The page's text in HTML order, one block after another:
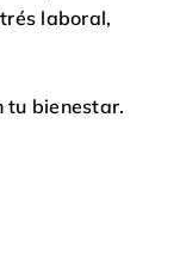
laboral,
tu bienestar.